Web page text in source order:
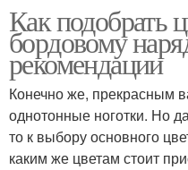
Как подобрать
бордовому
рекомендации
Конечно же, прекрасным
однотонные ноготки. Но
то к выбору основного
каким же цветам стоит